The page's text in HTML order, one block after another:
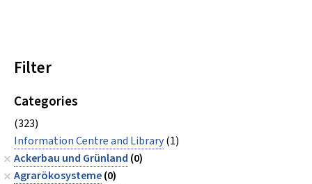
Filter
Categories
(323)
Information Centre and Library(1)
Ackerbau und Grünland (0)
Agrarökosysteme(0)